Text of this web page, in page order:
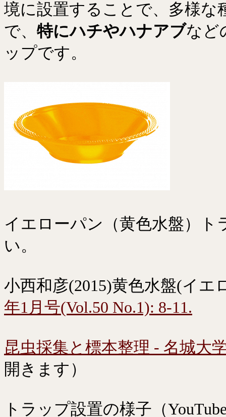
境に設置することで、多様な
で、 特にハチやハナアブなど
ップです。
イエローパン（黄色水盤）
い。
小西和彦(2015)黄色水盤(イエ
年1月号(Vol.50 No.1): 8-11.
昆虫採集と標本整理 - 名城大
開きます）
トラップ設置の様子（